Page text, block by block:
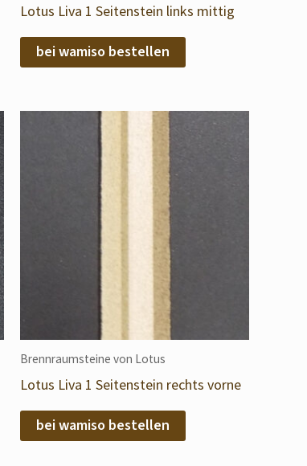
Lotus Liva 1 Seitenstein links mittig
bei wamiso bestellen
Brennraumsteine von Lotus
Lotus Liva 1 Seitenstein rechts vorne
bei wamiso bestellen